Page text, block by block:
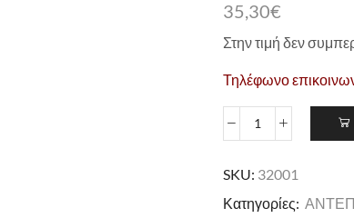
35,30€
Στην τιμή δεν
Τηλέφωνο
SKU: 32001
Κατηγορίες: